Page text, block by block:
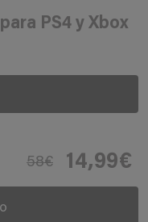
PS4 y Xbox
58€ 14,99€